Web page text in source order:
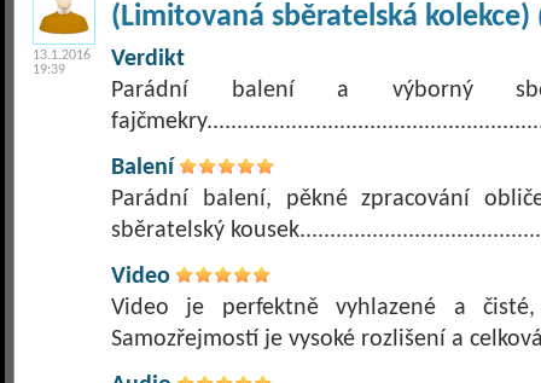
13.1.2016
19:39
(Limitovaná sběratelská kolekce)
Verdikt
Parádní balení a výborný
Balení
Parádní balení, pěkné zpracování
sběratelský
Video
Video je perfektně vyhlazené a
Samozřejmostí je vysoké rozlišení a